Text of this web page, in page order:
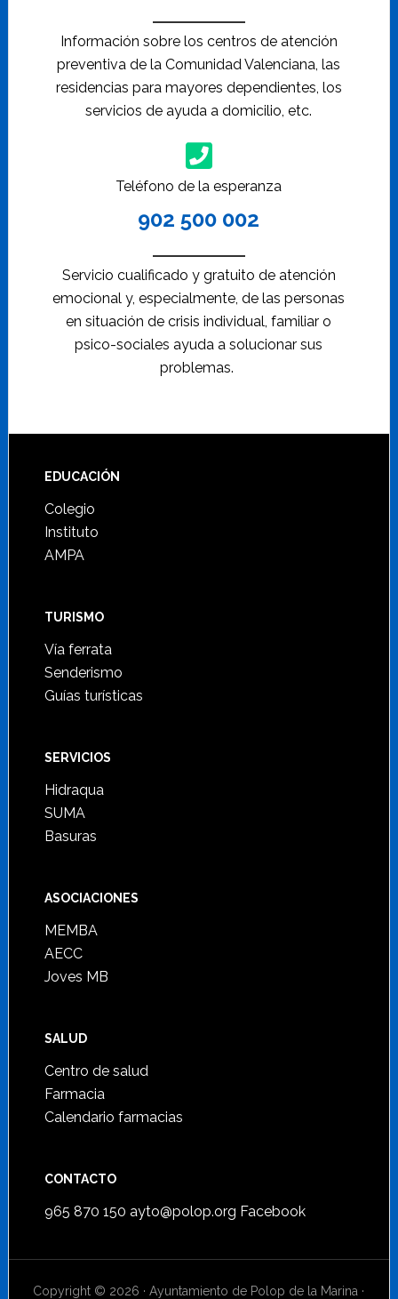
Información sobre los centros de atención
preventiva de la Comunidad Valenciana, las
residencias para mayores dependientes, los
servicios de ayuda a domicilio, etc.
Teléfono de la esperanza
902 500 002
Servicio cualificado y gratuito de atención
emocional y, especialmente, de las personas
en situación de crisis individual, familiar o
psico-sociales ayuda a solucionar sus
problemas.
Footer
EDUCACIÓN
Colegio
Instituto
AMPA
TURISMO
Vía ferrata
Senderismo
Guías turísticas
SERVICIOS
Hidraqua
SUMA
Basuras
ASOCIACIONES
MEMBA
AECC
Joves MB
SALUD
Centro de salud
Farmacia
Calendario farmacias
CONTACTO
965 870 150 ayto@polop.org Facebook
Copyright © 2026 · Ayuntamiento de Polop de la Marina ·